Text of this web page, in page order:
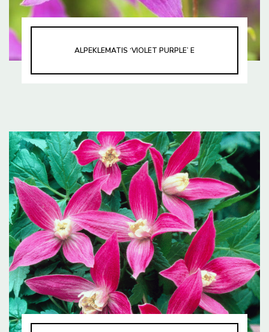
ALPEKLEMATIS ‘VIOLET PURPLE’ E